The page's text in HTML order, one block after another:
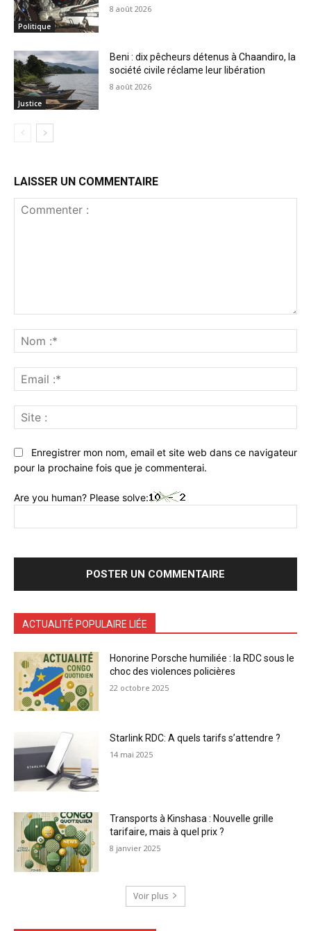
Politique
8 août 2026
Justice
Beni : dix pêcheurs détenus à Chaandiro, la
société civile réclame leur libération
8 août 2026
LAISSER UN COMMENTAIRE
:*
:*
:
Enregistrer mon nom, email et site web dans ce navigateur
pour la prochaine fois que je commenterai.
Are you human? Please solve:
ACTUALITÉ POPULAIRE LIÉE
Honorine Porsche humiliée : la RDC sous le
choc des violences policières
22 octobre 2025
Starlink RDC: A quels tarifs s’attendre ?
14 mai 2025
Transports à Kinshasa : Nouvelle grille
tarifaire, mais à quel prix ?
8 janvier 2025
Voir plus